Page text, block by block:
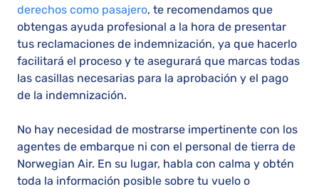
derechos como pasajero, te recomendamos que
obtengas ayuda profesional a la hora de presentar
tus reclamaciones de indemnización, ya que hacerlo
facilitará el proceso y te asegurará que marcas todas
las casillas necesarias para la aprobación y el pago
de la indemnización.
No hay necesidad de mostrarse impertinente con los
agentes de embarque ni con el personal de tierra de
Norwegian Air. En su lugar, habla con calma y obtén
toda la información posible sobre tu vuelo o